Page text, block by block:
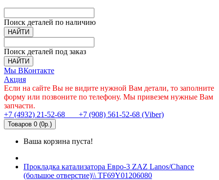
Поиск деталей по наличию
НАЙТИ
Поиск деталей под заказ
НАЙТИ
Мы ВКонтакте
Акция
Если на сайте Вы не видите нужной Вам детали, то заполните
форму или позвоните по телефону. Мы привезем нужные Вам
запчасти.
+7 (4932) 21-52-68
+7 (908) 561-52-68 (Viber)
Товаров 0 (0р.)
Ваша корзина пуста!
Прокладка катализатора Евро-3 ZAZ Lanos/Chance
(большое отверстие)\\ TF69Y01206080